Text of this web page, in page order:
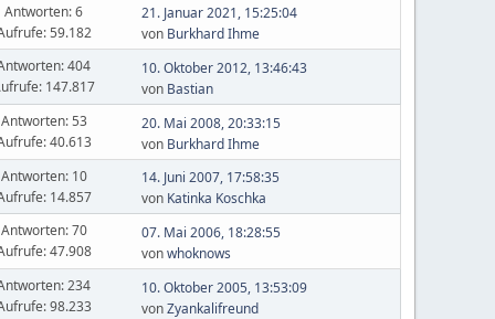
Antworten: 6
59.182
21. Januar 2021, 15:25:04
von Burkhard Ihme
404
147.817
10. Oktober 2012, 13:46:43
von Bastian
Antworten: 53
40.613
20. Mai 2008, 20:33:15
von Burkhard Ihme
Antworten: 10
14.857
14. Juni 2007, 17:58:35
von Katinka Koschka
Antworten: 70
47.908
07. Mai 2006, 18:28:55
vonwhoknows
234
98.233
10. Oktober 2005, 13:53:09
vonZyankalifreund